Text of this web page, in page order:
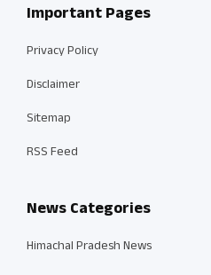
Important Pages
Privacy Policy
Disclaimer
Sitemap
RSS Feed
News Categories
Himachal Pradesh News